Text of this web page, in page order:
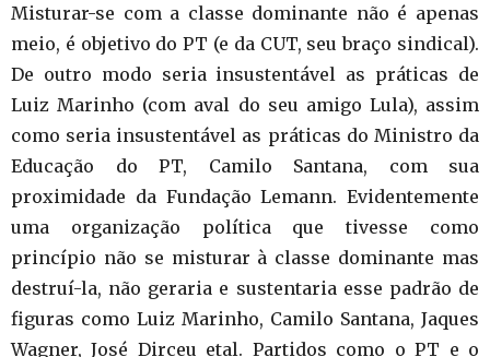
Misturar-se com a classe dominante não é apenas
meio, é objetivo do PT (e da CUT, seu braço sindical).
De outro modo seria insustentável as práticas de
Luiz Marinho (com aval do seu amigo Lula), assim
como seria insustentável as práticas do Ministro da
Educação do PT, Camilo Santana, com sua
proximidade da Fundação Lemann. Evidentemente
uma organização política que tivesse como
princípio não se misturar à classe dominante mas
destruí-la, não geraria e sustentaria esse padrão de
figuras como Luiz Marinho, Camilo Santana, Jaques
Wagner, José Dirceu etal. Partidos como o PT e o